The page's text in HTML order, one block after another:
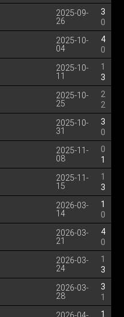
2025-09-
26
3
0
2025-10-
04
4
0
2025-10-
11
1
3
2025-10-
25
2
2
2025-10-
31
3
0
2025-11-
08
0
1
2025-11-
15
1
3
2026-03-
14
1
0
2026-03-
21
4
0
2026-03-
24
1
3
2026-03-
28
3
1
1